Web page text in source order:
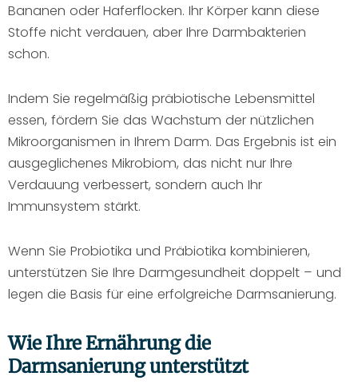
Bananen oder Haferflocken. Ihr Körper kann diese
Stoffe nicht verdauen, aber Ihre Darmbakterien
schon.
Indem Sie regelmäßig präbiotische Lebensmittel
essen, fördern Sie das Wachstum der nützlichen
Mikroorganismen in Ihrem Darm. Das Ergebnis ist ein
ausgeglichenes Mikrobiom, das nicht nur Ihre
Verdauung verbessert, sondern auch Ihr
Immunsystem stärkt.
Wenn Sie Probiotika und Präbiotika kombinieren,
unterstützen Sie Ihre Darmgesundheit doppelt – und
legen die Basis für eine erfolgreiche Darmsanierung.
Wie Ihre Ernährung die
Darmsanierung unterstützt